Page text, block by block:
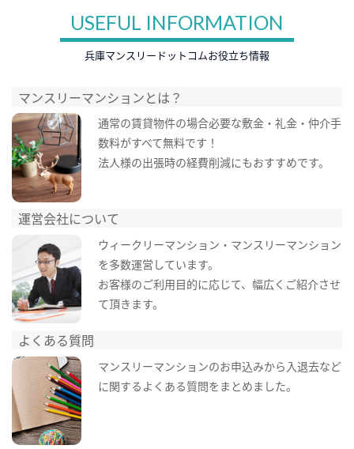
USEFUL INFORMATION
兵庫マンスリードットコムお役立ち情報
マンスリーマンションとは？
通常の賃貸物件の場合必要な敷金・礼金・仲介手
数料がすべて無料です！
法人様の出張時の経費削減にもおすすめです。
運営会社について
ウィークリーマンション・マンスリーマンション
を多数運営しています。
お客様のご利用目的に応じて、幅広くご紹介させ
て頂きます。
よくある質問
マンスリーマンションのお申込みから入退去など
に関するよくある質問をまとめました。